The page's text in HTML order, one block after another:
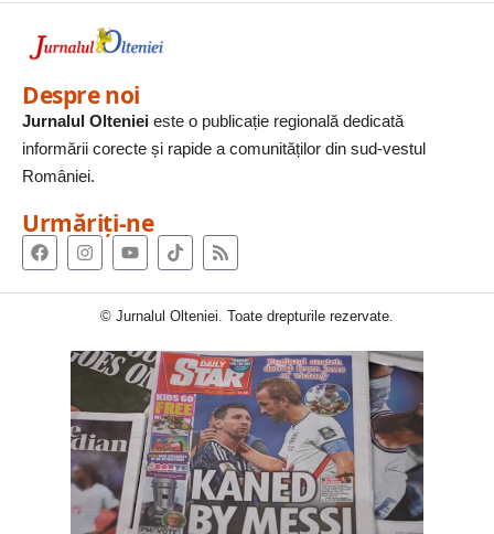
Despre noi
Jurnalul Olteniei este o publicație regională dedicată
informării corecte și rapide a comunităților din sud-vestul
României.
Urmăriți-ne
© Jurnalul Olteniei. Toate drepturile rezervate.